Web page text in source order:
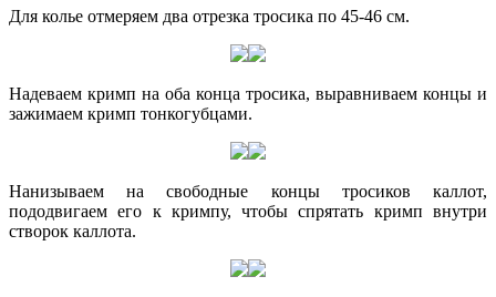
Для колье отмеряем два отрезка тросика по 45-46 см.
Надеваем кримп на оба конца тросика, выравниваем концы и
зажимаем кримп тонкогубцами.
Нанизываем на свободные концы тросиков каллот,
пододвигаем его к кримпу, чтобы спрятать кримп внутри
створок каллота.